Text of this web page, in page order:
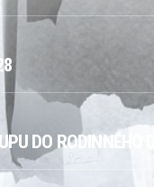
DO RODINNÉHO